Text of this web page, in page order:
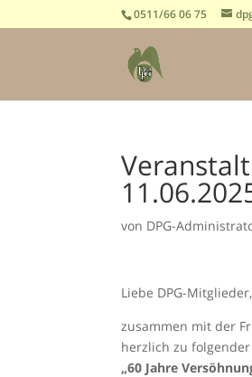
0511/66 06 75
von DPG-
Liebe DPG-
zusammen mit der
herzlich zu
„60 Jahre